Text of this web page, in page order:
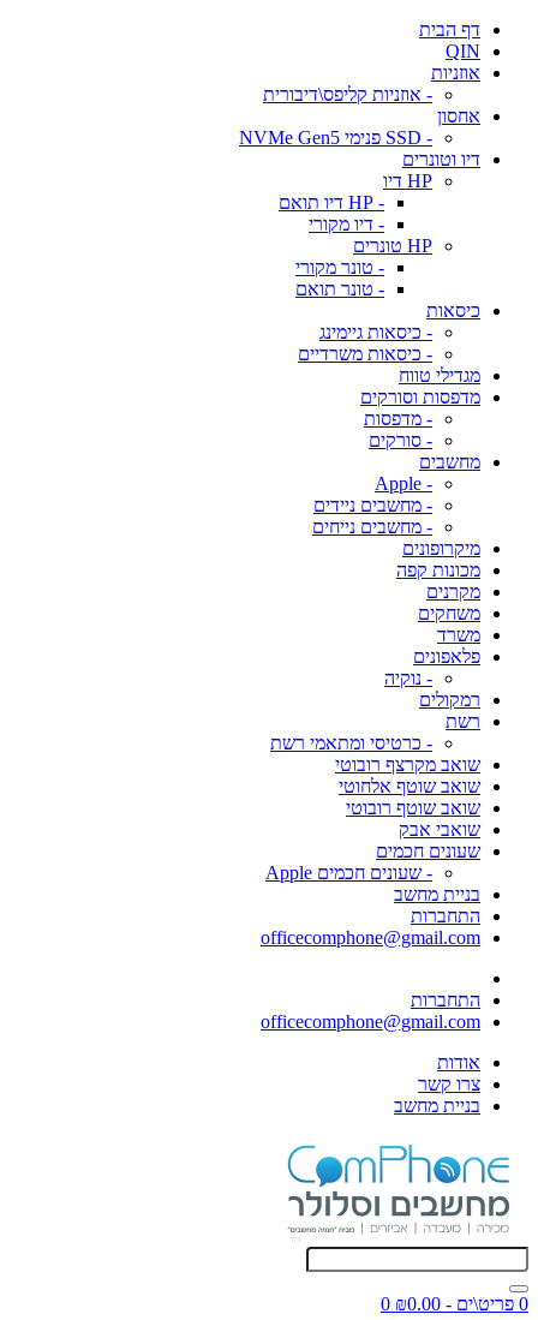
דף הבית
QIN
אוזניות
- אוזניות קליפס\דיבורית
אחסון
- SSD פנימי NVMe Gen5
דיו וטונרים
HP דיו
- HP דיו תואם
- דיו מקורי
HP טונרים
- טונר מקורי
- טונר תואם
כיסאות
- כיסאות גיימינג
- כיסאות משרדיים
מגדילי טווח
מדפסות וסורקים
- מדפסות
- סורקים
מחשבים
- Apple
- מחשבים ניידים
- מחשבים נייחים
מיקרופונים
מכונות קפה
מקרנים
משחקים
משרד
פלאפונים
- נוקיה
רמקולים
רשת
- כרטיסי ומתאמי רשת
שואב מקרצף רובוטי
שואב שוטף אלחוטי
שואב שוטף רובוטי
שואבי אבק
שעונים חכמים
- שעונים חכמים Apple
בניית מחשב
התחברות
officecomphone@gmail.com
התחברות
officecomphone@gmail.com
אודות
צרו קשר
בניית מחשב
0 פריט\ים - ₪0.00
0